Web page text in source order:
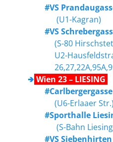
#VS
(U1-Kagran)
#VS
(S-80
U2-
🢂 Wien 23 – LIESING
(U6-Erlaaer Str.)
#Sporthalle
(S-Bahn
#VS Siebenhirten